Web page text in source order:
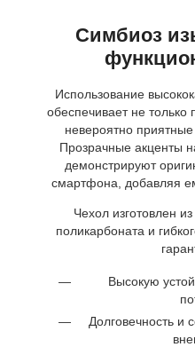
Симбиоз
Использование
обеспечивает не
невероятно
Прозрачные акценты
демонстрируют
смартфона, добавляя
Чехол изготовлен
поликарбоната и
Высокую
Долговечность и